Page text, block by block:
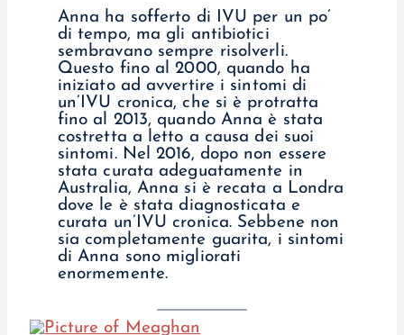
Anna ha sofferto di IVU per un po’
di tempo, ma gli antibiotici
sembravano sempre risolverli.
Questo fino al 2000, quando ha
iniziato ad avvertire i sintomi di
un’IVU cronica, che si è protratta
fino al 2013, quando Anna è stata
costretta a letto a causa dei suoi
sintomi. Nel 2016, dopo non essere
stata curata adeguatamente in
Australia, Anna si è recata a Londra
dove le è stata diagnosticata e
curata un’IVU cronica. Sebbene non
sia completamente guarita, i sintomi
di Anna sono migliorati
enormemente.